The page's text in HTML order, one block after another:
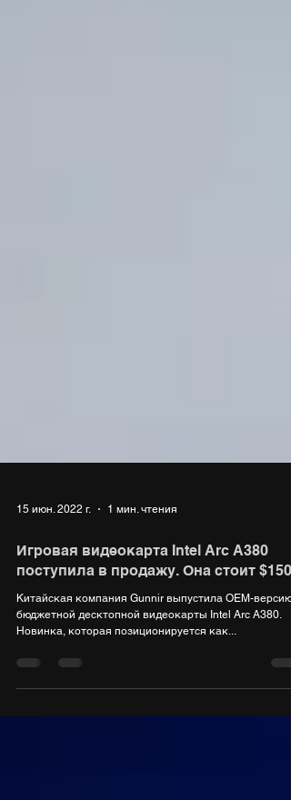
15 июн. 2022 г. 1 мин. чтения
Игровая видеокарта Intel Arc A380
поступила в продажу. Она стоит $150
Китайская компания Gunnir выпустила OEM-версию